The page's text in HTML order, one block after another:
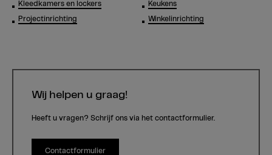
Kleedkamers en lockers
Projectinrichting
Keukens
Winkelinrichting
Wij helpen u graag!
Heeft u vragen? Schrijf ons via het contactformulier.
Contactformulier